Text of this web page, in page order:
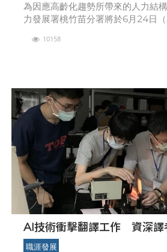
為因應高齡化趨勢所帶來的人力結
力發展署桃竹苗分署將於6月24日
以「打造DEI多元共融職場，突破
10158
AI技術衝擊翻譯工作 資深譯
製程工程師
職涯發展